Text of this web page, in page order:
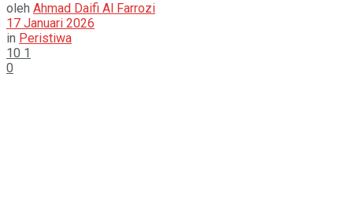
oleh Ahmad Daifi Al Farrozi
17 Januari 2026
in Peristiwa
10 1
0